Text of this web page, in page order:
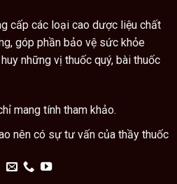
chỉ
cấp các loại cao dược liệu chất
góp phần bảo vệ sức khỏe
những vị thuốc quý, bài thuốc
mang tính tham khảo.
nên có sự tư vấn của thầy thuốc